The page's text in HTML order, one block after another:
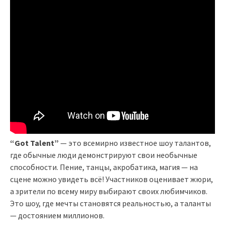
“Got Talent” — это всемирно известное шоу талантов,
где обычные люди демонстрируют свои необычные
способности. Пение, танцы, акробатика, магия — на
сцене можно увидеть всё! Участников оценивает жюри,
а зрители по всему миру выбирают своих любимчиков.
Это шоу, где мечты становятся реальностью, а таланты
— достоянием миллионов.